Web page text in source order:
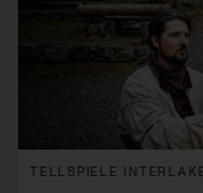
TELLSPIELE